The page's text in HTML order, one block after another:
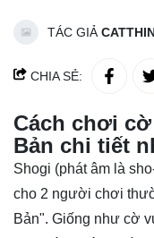
TÁC GIẢ
CHIA SẺ:
Cách chơi
Bản chi tiết
Shogi (phát âm là
cho 2 người chơi
Bản". Giống như cờ